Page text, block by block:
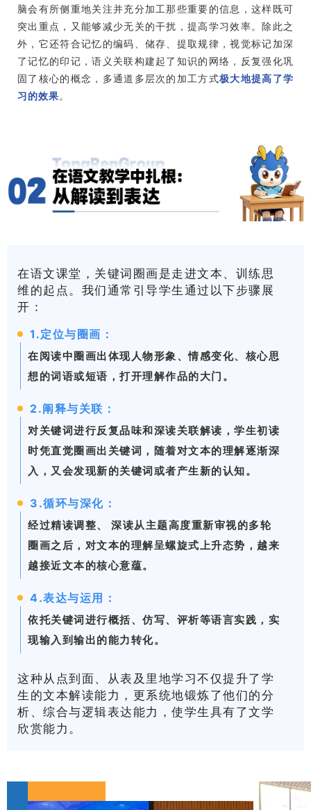
脑会有所侧重地关注并充分加工那些重要的信息，这样既可
突出重点，又能够减少无关的干扰，提高学习效率。除此之
外，它还符合记忆的编码、储存、提取规律，视觉标记加深
了记忆的印记，语义关联构建起了知识的网络，反复强化巩
固了核心的概念，多通道多层次的加工方式极大地提高了学
习的效果。
在语文课堂，关键词圈画是走进文本、训练思
维的起点。我们通常引导学生通过以下步骤展
开：
1.定位与圈画：
在阅读中圈画出体现人物形象、情感变化、核心思
想的词语或短语，打开理解作品的大门。
2.阐释与关联：
对关键词进行反复品味和深读关联解读，学生初读
时凭直觉圈画出关键词，随着对文本的理解逐渐深
入，又会发现新的关键词或者产生新的认知。
3.循环与深化：
经过精读调整、 深读从主题高度重新审视的多轮
圈画之后，对文本的理解呈螺旋式上升态势，越来
越接近文本的核心意蕴。
4.表达与运用：
依托关键词进行概括、仿写、评析等语言实践，实
现输入到输出的能力转化。
这种从点到面、从表及里地学习不仅提升了学
生的文本解读能力，更系统地锻炼了他们的分
析、综合与逻辑表达能力，使学生具有了文学
欣赏能力。